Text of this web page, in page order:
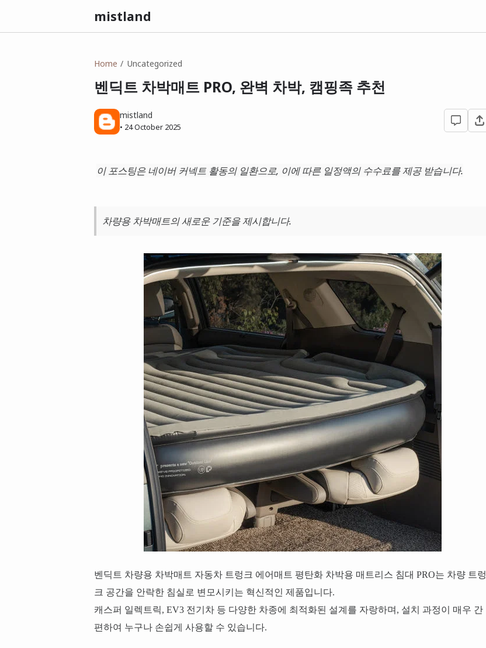
mistland
Home Uncategorized
벤딕트 차박매트 PRO, 완벽 차박, 캠핑족 추천
mistland
• 24 October 2025
이 포스팅은 네이버 커넥트 활동의 일환으로, 이에 따른 일정액의 수수료를 제공 받습니다.
차량용 차박매트의 새로운 기준을 제시합니다.
벤딕트 차량용 차박매트 자동차 트렁크 에어매트 평탄화 차박용 매트리스 침대 PRO는 차량 트렁
크 공간을 안락한 침실로 변모시키는 혁신적인 제품입니다.
캐스퍼 일렉트릭, EV3 전기차 등 다양한 차종에 최적화된 설계를 자랑하며, 설치 과정이 매우 간
편하여 누구나 손쉽게 사용할 수 있습니다.